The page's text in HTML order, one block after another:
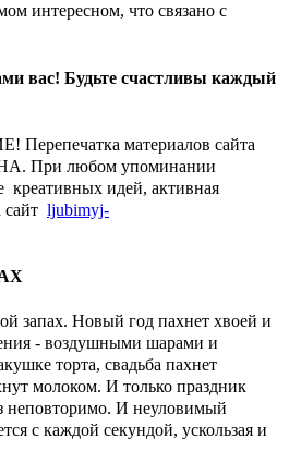
интересном, что связано с
вас! Будьте счастливы каждый
материалов сайта
При любом упоминании
креативных идей, активная
сайт ljubimyj-
запах. Новый год пахнет хвоей и
- воздушными шарами и
торта, свадьба пахнет
молоком. И только праздник
неповторимо. И неуловимый
с каждой секундой, ускользая и